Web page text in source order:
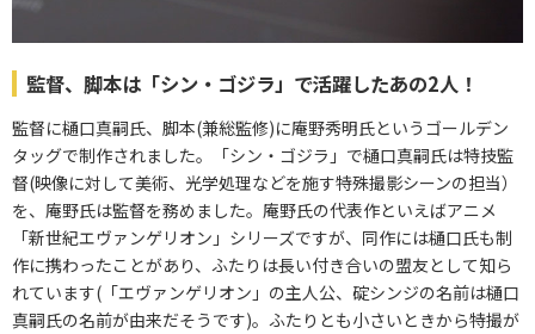
監督、脚本は「シン・ゴジラ」で活躍したあの2人！
監督に樋口真嗣氏、脚本(兼総監修)に庵野秀明氏というゴールデン
タッグで制作されました。「シン・ゴジラ」で樋口真嗣氏は特技監
督(映像に対して美術、光学処理などを施す特殊撮影シーンの担当）
を、庵野氏は監督を務めました。庵野氏の代表作といえばアニメ
「新世紀エヴァンゲリオン」シリーズですが、同作には樋口氏も制
作に携わったことがあり、ふたりは長い付き合いの盟友として知ら
れています(「エヴァンゲリオン」の主人公、碇シンジの名前は樋口
真嗣氏の名前が由来だそうです)。ふたりとも小さいときから特撮が